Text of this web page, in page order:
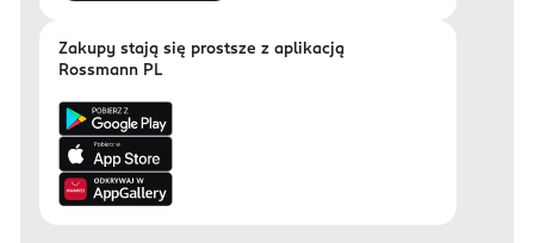
Zakupy stają się prostsze z aplikacją
Rossmann PL